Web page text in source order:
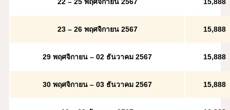
22 – 25 พฤศจิกายน 2567 15,888
23 – 26 พฤศจิกายน 2567 15,888
29 พฤศจิกายน – 02 ธันวาคม 2567 15,888
30 พฤศจิกายน – 03 ธันวาคม 2567 15,888